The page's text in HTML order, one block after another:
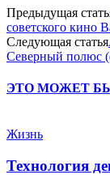
Предыдущая
советского кино
Следующая статья
Северный полюс
ЭТО МОЖЕТ
Жизнь
Технология